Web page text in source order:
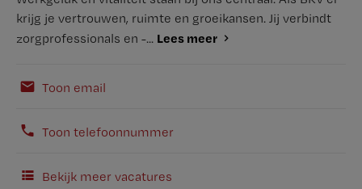
krijg je vertrouwen, ruimte en groeikansen. Jij verbindt
zorgprofessionals en -... Lees meer
Toon email
Toon telefoonnummer
Bekijk meer vacatures